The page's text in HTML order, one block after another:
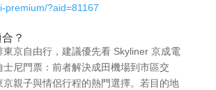
premium/?aid=81167
？
東京自由行，建議優先看 Skyliner 京成電
士尼門票：前者解決成田機場到市區交
京親子與情侶行程的熱門選擇。若目的地